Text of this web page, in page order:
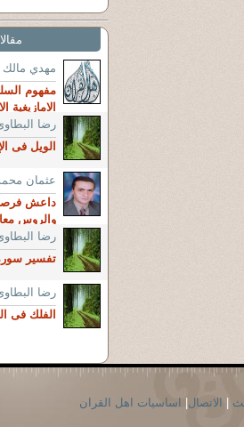
مهدي مالك
مفهوم
الامازيغية
رضا
الويل فى
عثمان
داعش
والروس
رضا
تفسير
رضا
الفلك فى
الاتصال اساسيات اهل القران